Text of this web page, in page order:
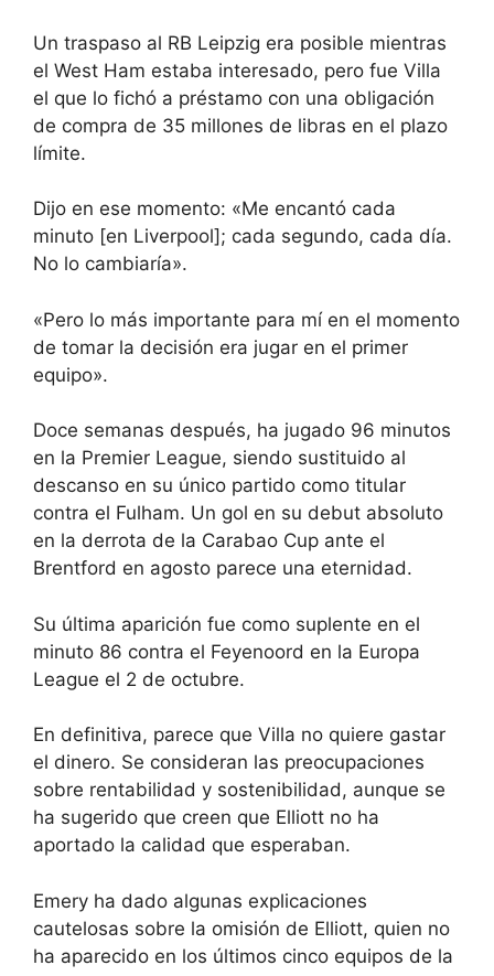
Un traspaso al RB Leipzig era posible mientras
el West Ham estaba interesado, pero fue Villa
el que lo fichó a préstamo con una obligación
de compra de 35 millones de libras en el plazo
límite.
Dijo en ese momento: «Me encantó cada
minuto [en Liverpool]; cada segundo, cada día.
No lo cambiaría».
«Pero lo más importante para mí en el momento
de tomar la decisión era jugar en el primer
equipo».
Doce semanas después, ha jugado 96 minutos
en la Premier League, siendo sustituido al
descanso en su único partido como titular
contra el Fulham. Un gol en su debut absoluto
en la derrota de la Carabao Cup ante el
Brentford en agosto parece una eternidad.
Su última aparición fue como suplente en el
minuto 86 contra el Feyenoord en la Europa
League el 2 de octubre.
En definitiva, parece que Villa no quiere gastar
el dinero. Se consideran las preocupaciones
sobre rentabilidad y sostenibilidad, aunque se
ha sugerido que creen que Elliott no ha
aportado la calidad que esperaban.
Emery ha dado algunas explicaciones
cautelosas sobre la omisión de Elliott, quien no
ha aparecido en los últimos cinco equipos de la